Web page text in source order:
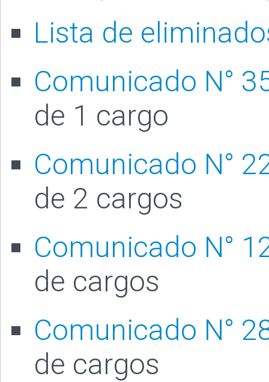
Lista de
Comunicado N°
de 1 cargo
Comunicado N°
de 2 cargos
Comunicado N°
de cargos
Comunicado N°
de cargos